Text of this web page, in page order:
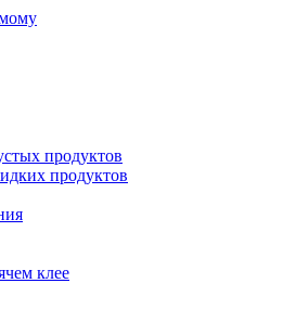
продуктов
продуктов
клее